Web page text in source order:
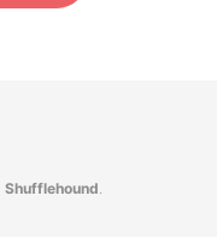
Shufflehound.